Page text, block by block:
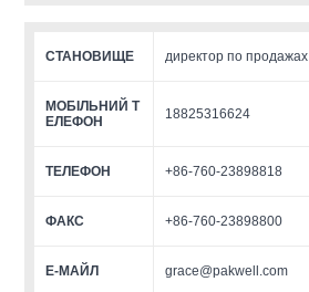
СТАНОВИЩЕ директор по продажах
МОБІЛЬНИЙ Т
ЕЛЕФОН
18825316624
ТЕЛЕФОН +86-760-23898818
ФАКС +86-760-23898800
Е-МАЙЛ grace@pakwell.com